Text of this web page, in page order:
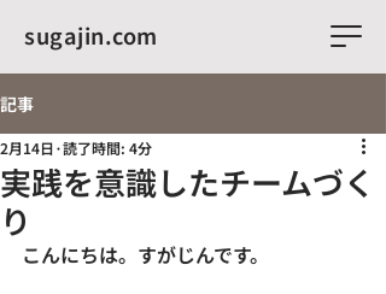
sugajin.com
記事
実践を意識したチームづく
り
2月14日 読了時間: 4分
こんにちは。すがじんです。